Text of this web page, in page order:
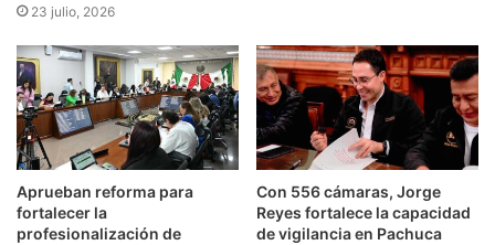
23 julio, 2026
Aprueban reforma para
fortalecer la
profesionalización de
Con 556 cámaras, Jorge
Reyes fortalece la capacidad
de vigilancia en Pachuca